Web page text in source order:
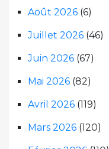
Août 2026 (6)
Juillet 2026 (46)
Juin 2026 (67)
Mai 2026 (82)
Avril 2026 (119)
Mars 2026 (120)